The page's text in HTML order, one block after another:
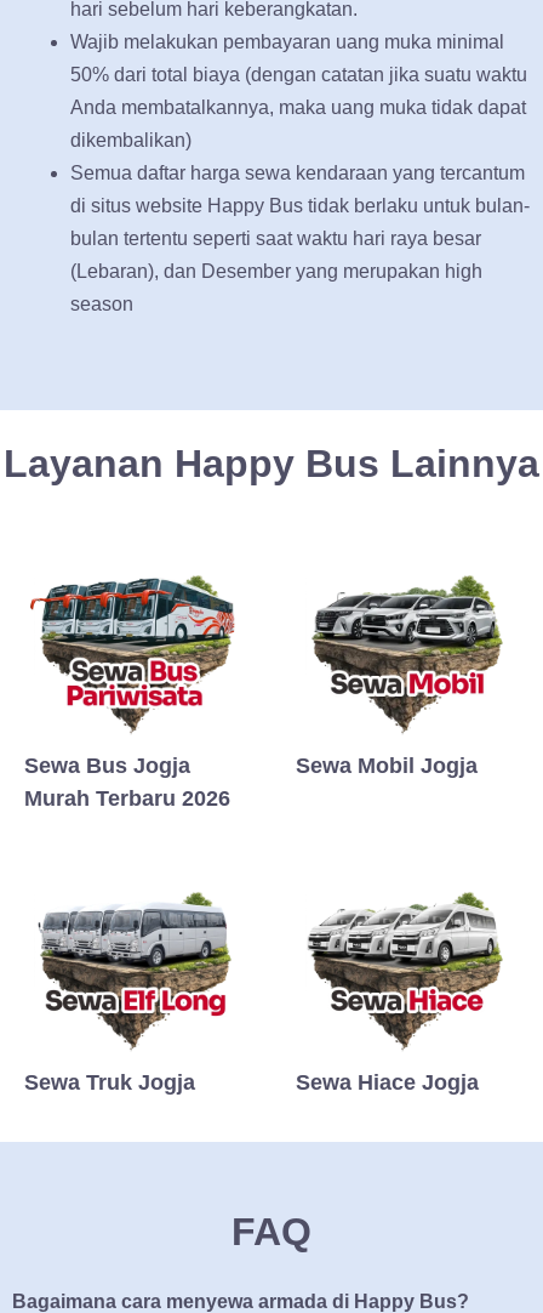
hari sebelum hari keberangkatan.
Wajib melakukan pembayaran uang muka minimal
50% dari total biaya (dengan catatan jika suatu waktu
Anda membatalkannya, maka uang muka tidak dapat
dikembalikan)
Semua daftar harga sewa kendaraan yang tercantum
di situs website Happy Bus tidak berlaku untuk bulan-
bulan tertentu seperti saat waktu hari raya besar
(Lebaran), dan Desember yang merupakan high
season
Layanan Happy Bus Lainnya
Sewa Bus Jogja
Murah Terbaru 2026
Sewa Mobil Jogja
Sewa Truk Jogja Sewa Hiace Jogja
FAQ
Bagaimana cara menyewa armada di Happy Bus?